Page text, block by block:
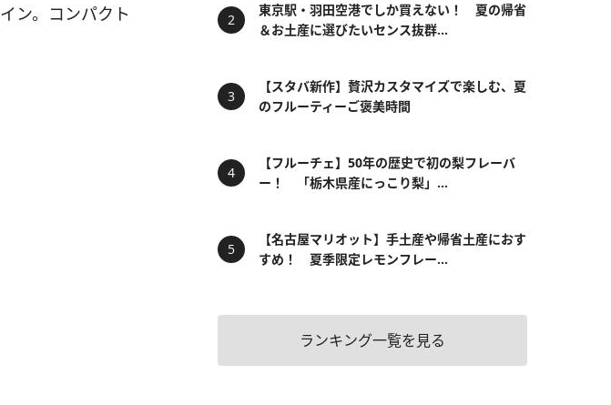
ン。コンパクト
東京駅・羽田空港でしか買えない！ 夏の帰省
＆お土産に選びたいセンス抜群...
【スタバ新作】贅沢カスタマイズで楽しむ、夏
のフルーティーご褒美時間
【フルーチェ】50年の歴史で初の梨フレーバ
ー！ 「栃木県産にっこり梨」...
【名古屋マリオット】手土産や帰省土産におす
すめ！ 夏季限定レモンフレー...
ランキング一覧を見る